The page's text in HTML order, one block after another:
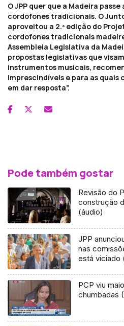
O JPP quer que a Madeira
cordofones tradicionais. O
aproveitou a 2.ª edição do
cordofones tradicionais
Assembleia Legislativa da
propostas legislativas que
instrumentos musicais,
imprescindíveis e para as quais
em dar resposta”.
Pode também gostar
Revisão do
construção
(áudio)
JPP
nas
está viciado
PCP viu
chumbadas